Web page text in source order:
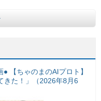
【ちゃのまのAIプロト】
きた！」（2026年8月6